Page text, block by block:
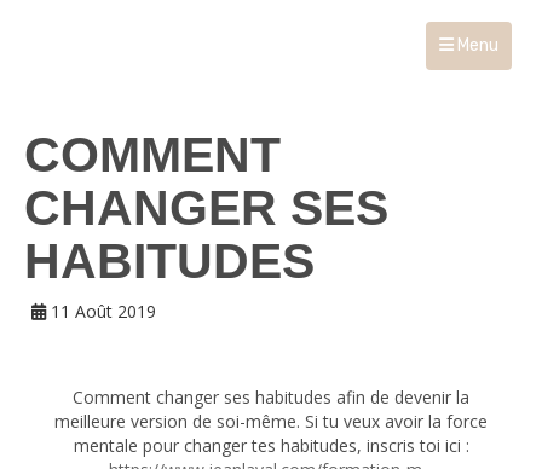
Menu
COMMENT
CHANGER SES
HABITUDES
11 Août 2019
Comment changer ses habitudes afin de devenir la
meilleure version de soi-même. Si tu veux avoir la force
mentale pour changer tes habitudes, inscris toi ici :